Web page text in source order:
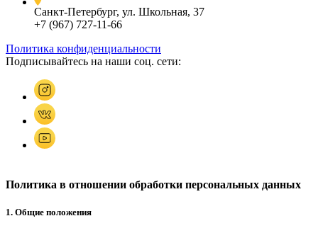
Санкт-Петербург, ул. Школьная, 37
+7 (967) 727-11-66
Политика конфиденциальности
Подписывайтесь на наши соц. сети:
Политика в отношении обработки персональных данных
1. Общие положения